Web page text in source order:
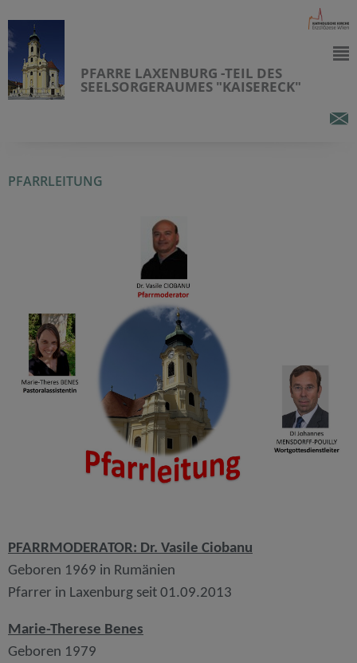
PFARRE LAXENBURG -TEIL DES
SEELSORGERAUMES "KAISERECK"
PFARRLEITUNG
PFARRMODERATOR: Dr. Vasile Ciobanu
Geboren 1969 in Rumänien
Pfarrer in Laxenburg seit 01.09.2013
Marie-Therese Benes
Geboren 1979